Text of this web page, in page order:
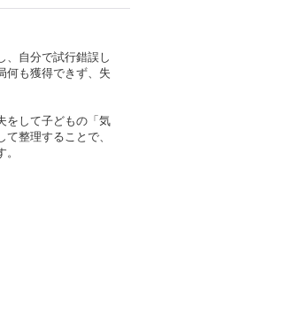
、自分で試行錯誤し
何も獲得できず、失
をして子どもの「気
整理することで、